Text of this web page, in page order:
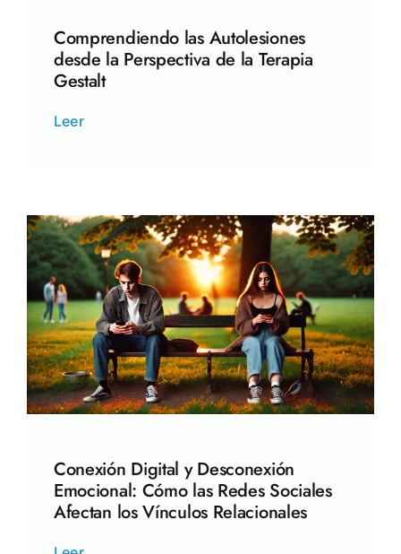
Comprendiendo las Autolesiones
desde la Perspectiva de la Terapia
Gestalt
Leer
Conexión Digital y Desconexión
Emocional: Cómo las Redes Sociales
Afectan los Vínculos Relacionales